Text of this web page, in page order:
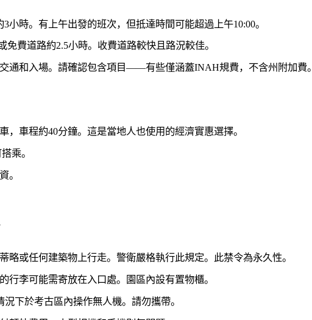
時。有上午出發的班次，但抵達時間可能超過上午10:00。
費道路約2.5小時。收費道路較快且路況較佳。
通和入場。請確認包含項目——有些僅涵蓋INAH規費，不含州附加費。
，車程約40分鐘。這是當地人也使用的經濟實惠選擇。
乘。
。
略或任何建築物上行走。警衛嚴格執行此規定。此禁令為永久性。
行李可能需寄放在入口處。園區內設有置物櫃。
下於考古區內操作無人機。請勿攜帶。